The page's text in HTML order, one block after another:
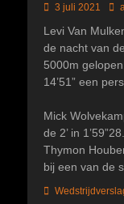
Geplaatst
3 juli 2021
Levi Van
de nacht van
5000m
14’51” een
Mick
de 2’ in 1’59”28.
Thymon
bij een van de
Categorieën